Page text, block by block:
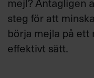
Annonsera
Om oss
steg för att
börja mejla på
effektivt sätt.